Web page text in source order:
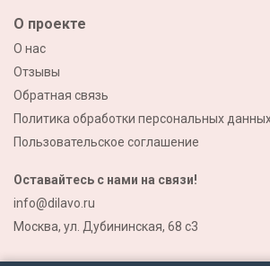
О проекте
О нас
Отзывы
Обратная связь
Политика обработки персональных
Пользовательское соглашение
Оставайтесь с нами на связи!
info@dilavo.ru
Москва, ул. Дубининская, 68 с3